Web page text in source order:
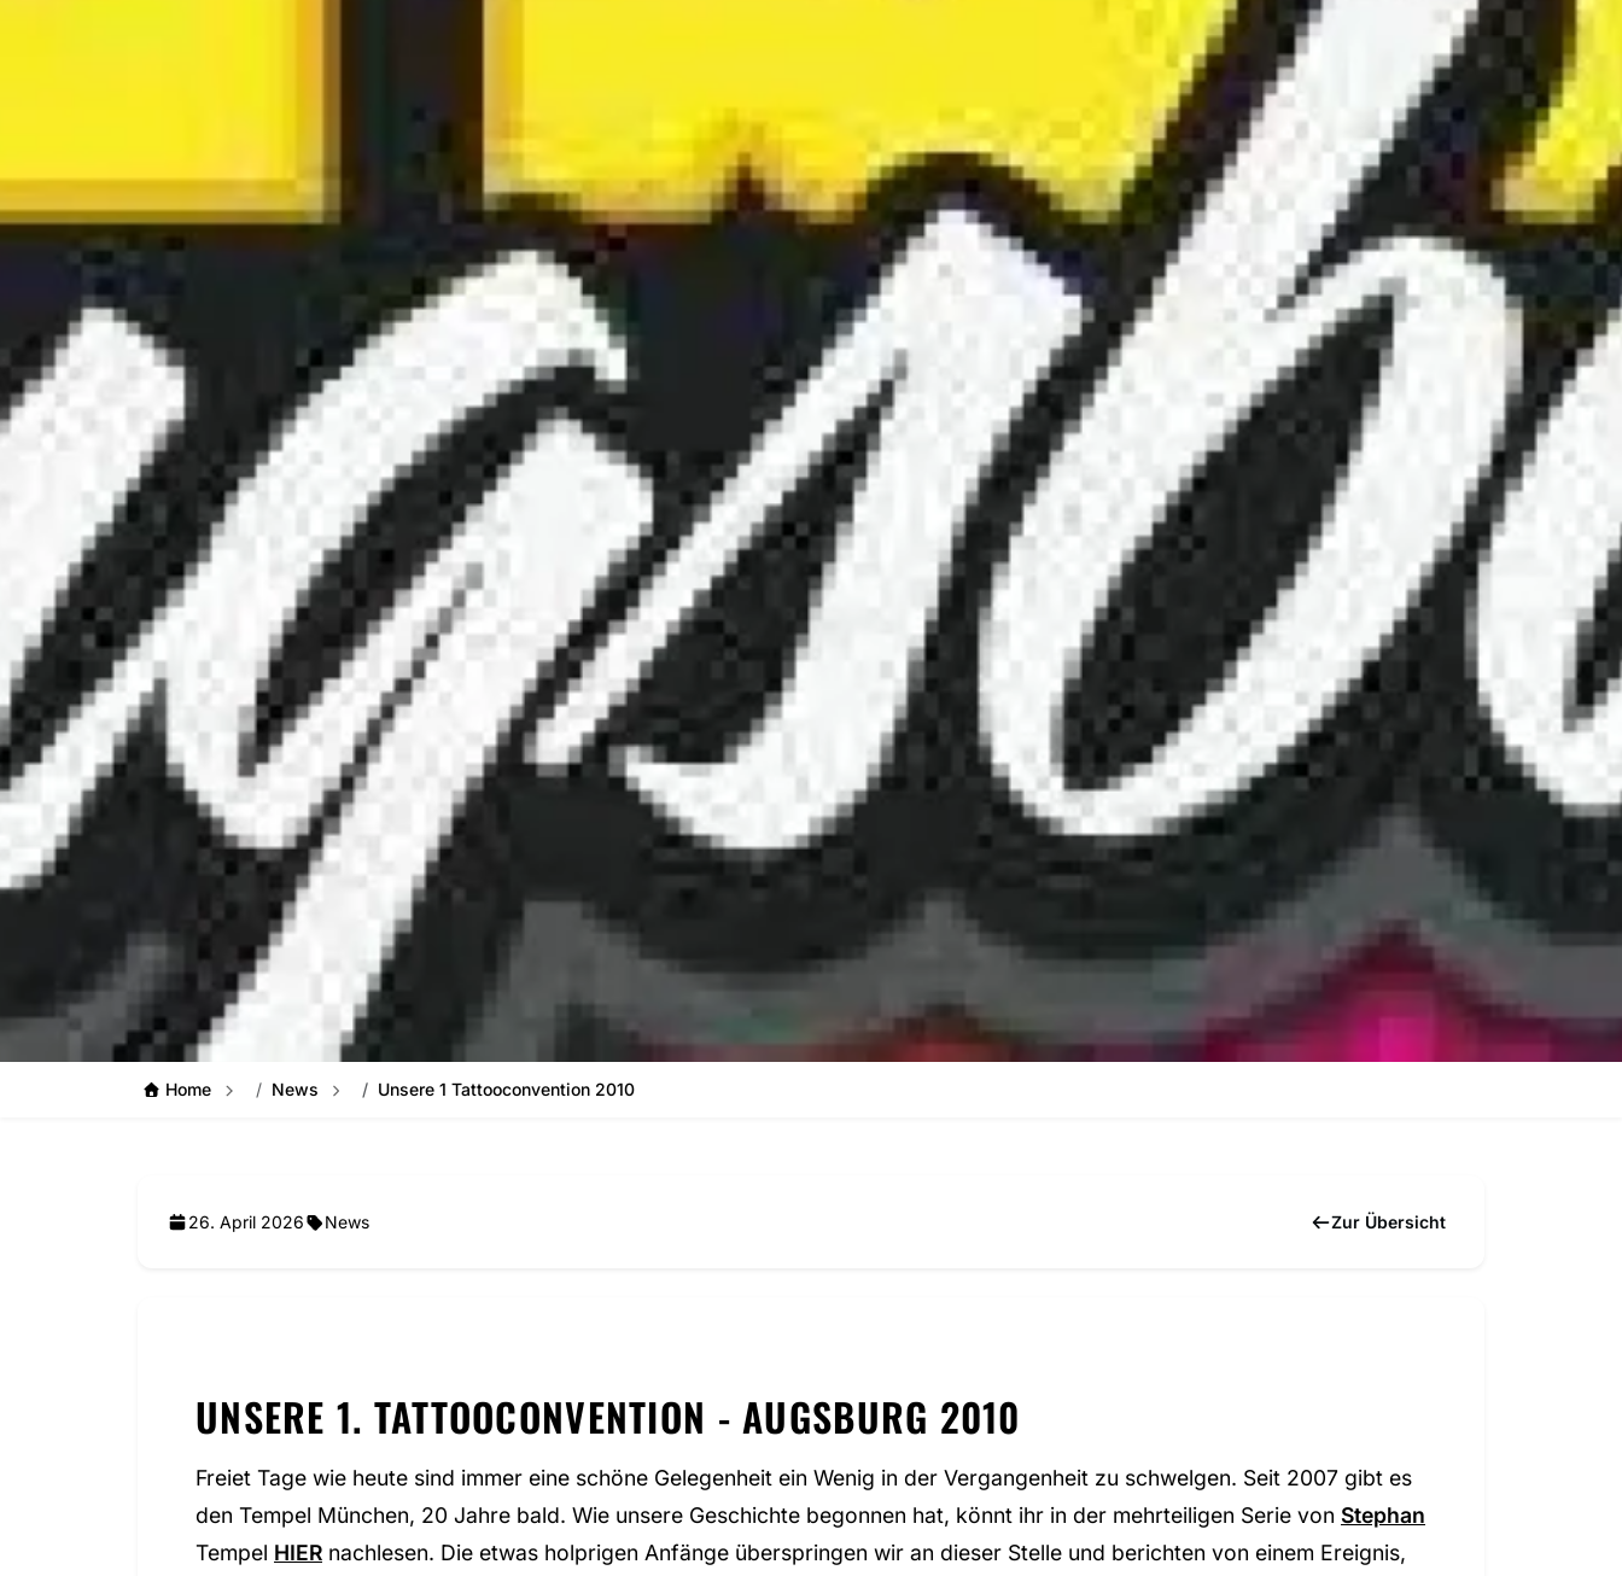
Home News Unsere 1 Tattooconvention 2010
26. April 2026 News Zur Übersicht
UNSERE 1. TATTOOCONVENTION - AUGSBURG 2010
Freiet Tage wie heute sind immer eine schöne Gelegenheit ein Wenig in der Vergangenheit zu schwelgen. Seit 2007 gibt es
den Tempel München, 20 Jahre bald. Wie unsere Geschichte begonnen hat, könnt ihr in der mehrteiligen Serie von Stephan
Tempel HIER nachlesen. Die etwas holprigen Anfänge überspringen wir an dieser Stelle und berichten von einem Ereignis,